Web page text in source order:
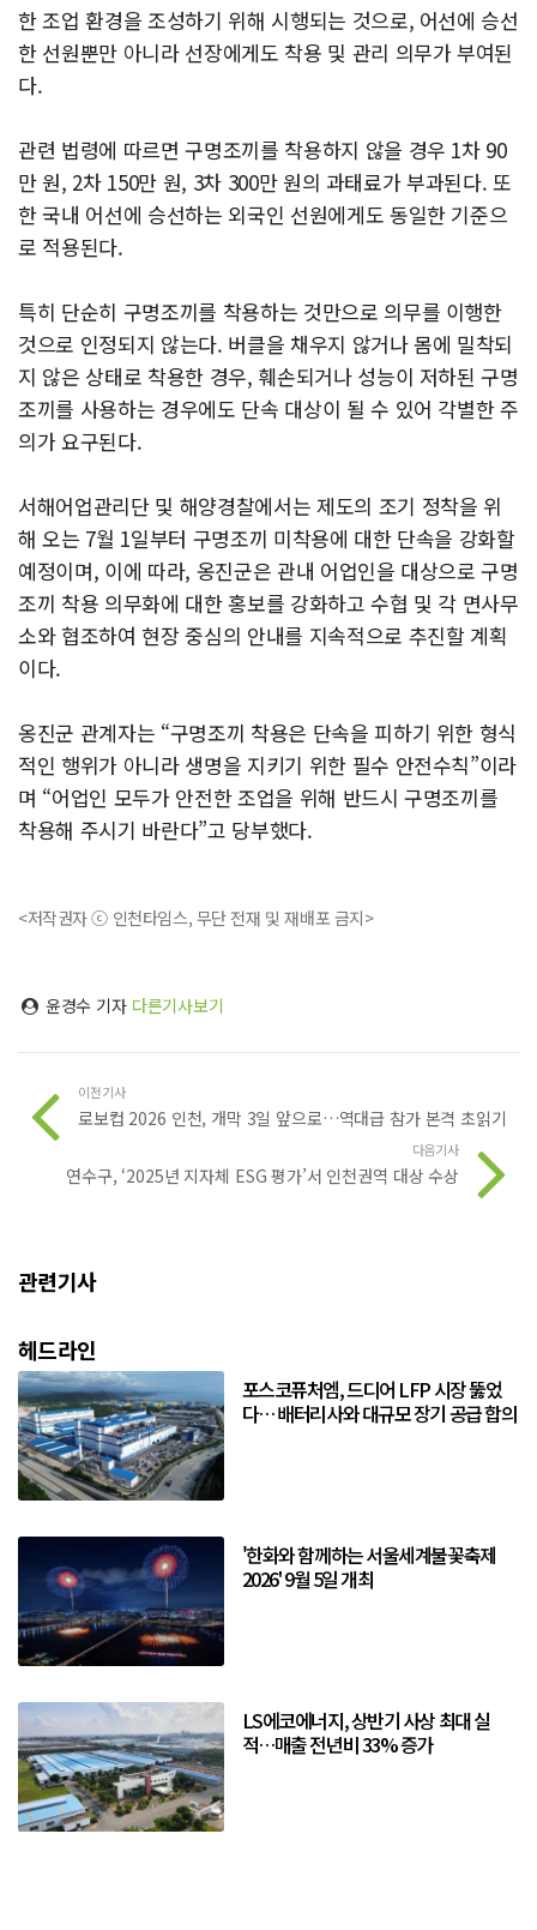
한 조업 환경을 조성하기 위해 시행되는 것으로, 어선에 승선
한 선원뿐만 아니라 선장에게도 착용 및 관리 의무가 부여된
다.
관련 법령에 따르면 구명조끼를 착용하지 않을 경우 1차 90
만 원, 2차 150만 원, 3차 300만 원의 과태료가 부과된다. 또
한 국내 어선에 승선하는 외국인 선원에게도 동일한 기준으
로 적용된다.
특히 단순히 구명조끼를 착용하는 것만으로 의무를 이행한
것으로 인정되지 않는다. 버클을 채우지 않거나 몸에 밀착되
지 않은 상태로 착용한 경우, 훼손되거나 성능이 저하된 구명
조끼를 사용하는 경우에도 단속 대상이 될 수 있어 각별한 주
의가 요구된다.
서해어업관리단 및 해양경찰에서는 제도의 조기 정착을 위
해 오는 7월 1일부터 구명조끼 미착용에 대한 단속을 강화할
예정이며, 이에 따라, 옹진군은 관내 어업인을 대상으로 구명
조끼 착용 의무화에 대한 홍보를 강화하고 수협 및 각 면사무
소와 협조하여 현장 중심의 안내를 지속적으로 추진할 계획
이다.
옹진군 관계자는 “구명조끼 착용은 단속을 피하기 위한 형식
적인 행위가 아니라 생명을 지키기 위한 필수 안전수칙”이라
며 “어업인 모두가 안전한 조업을 위해 반드시 구명조끼를
착용해 주시기 바란다”고 당부했다.
<저작권자 ⓒ 인천타임스, 무단 전재 및 재배포 금지>
윤경수 기자 다른기사보기
이전기사
로보컵 2026 인천, 개막 3일 앞으로…역대급 참가 본격 초읽기
다음기사
연수구, ‘2025년 지자체 ESG 평가’서 인천권역 대상 수상
관련기사
헤드라인
포스코퓨처엠, 드디어 LFP 시장 뚫었
다… 배터리사와 대규모 장기 공급 합의
'한화와 함께하는 서울세계불꽃축제
2026' 9월 5일 개최
LS에코에너지, 상반기 사상 최대 실
적…매출 전년비 33% 증가